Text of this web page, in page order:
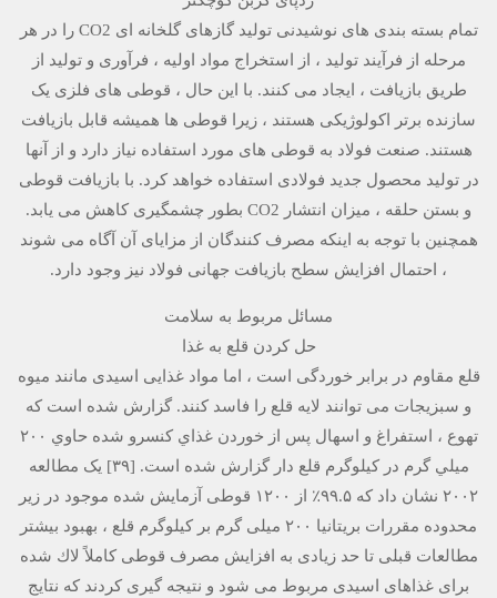
تمام بسته بندی های نوشیدنی تولید گازهای گلخانه ای CO2 را در هر
مرحله از فرآیند تولید ، از استخراج مواد اولیه ، فرآوری و تولید از
طریق بازیافت ، ایجاد می کنند. با این حال ، قوطی های فلزی یک
سازنده برتر اکولوژیکی هستند ، زیرا قوطی ها همیشه قابل بازیافت
هستند. صنعت فولاد به قوطی های مورد استفاده نیاز دارد و از آنها
در تولید محصول جدید فولادی استفاده خواهد کرد. با بازیافت قوطی
و بستن حلقه ، میزان انتشار CO2 بطور چشمگیری کاهش می یابد.
همچنین با توجه به اینکه مصرف کنندگان از مزایای آن آگاه می شوند
، احتمال افزایش سطح بازیافت جهانی فولاد نیز وجود دارد.
مسائل مربوط به سلامت
حل کردن قلع به غذا
قلع مقاوم در برابر خوردگی است ، اما مواد غذایی اسیدی مانند میوه
و سبزیجات می توانند لایه قلع را فاسد کنند. گزارش شده است كه
تهوع ، استفراغ و اسهال پس از خوردن غذاي كنسرو شده حاوي ۲۰۰
ميلي گرم در كيلوگرم قلع دار گزارش شده است. [۳۹] یک مطالعه
۲۰۰۲ نشان داد كه ۹۹.۵٪ از ۱۲۰۰ قوطی آزمایش شده موجود در زیر
محدوده مقررات بریتانیا ۲۰۰ میلی گرم بر كیلوگرم قلع ، بهبود بیشتر
مطالعات قبلی تا حد زیادی به افزایش مصرف قوطی كاملاً لاك شده
برای غذاهای اسیدی مربوط می شود و نتیجه گیری كردند كه نتایج